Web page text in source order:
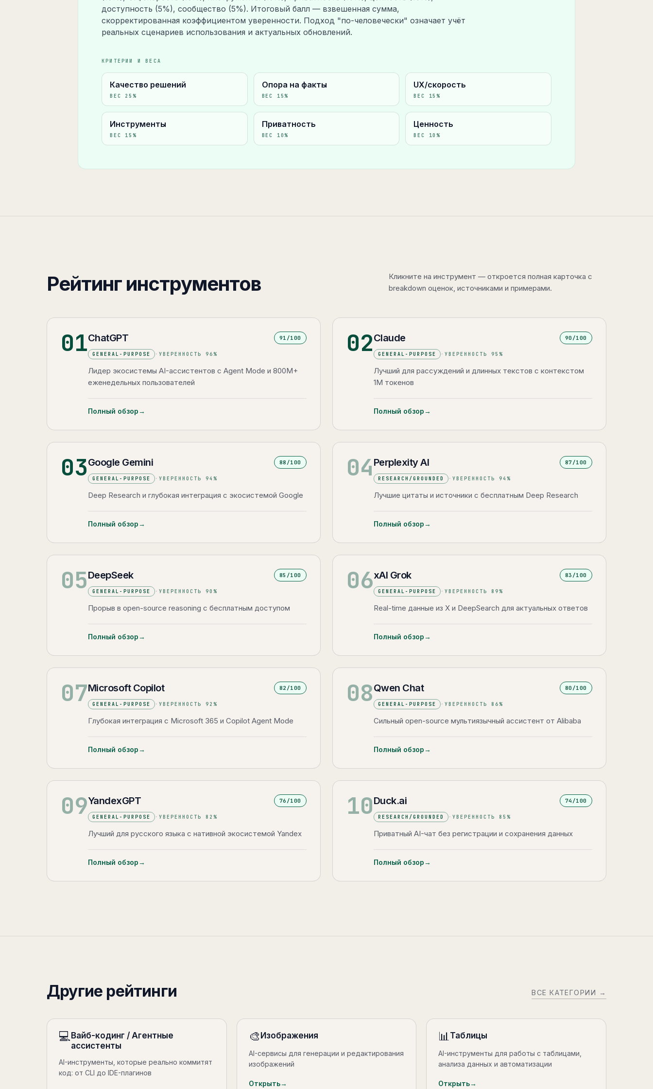
доступность (5%), сообщество (5%). Итоговый балл — взвешенная сумма,
скорректированная коэффициентом уверенности. Подход "по-человечески" означает учёт
реальных сценариев использования и актуальных обновлений.
КРИТЕРИИ И ВЕСА
Качество решений
ВЕС 25 %
Опора на факты
ВЕС 15%
UX/скорость
ВЕС 15%
Инструменты
ВЕС 15 %
Приватность
ВЕС 10%
Ценность
ВЕС 10%
Рейтинг инструментов
Кликните на инструмент — откроется полная карточка с
breakdown оценок, источниками и примерами.
01ChatGPT 91 /100
GENERAL-PURPOSE · УВЕРЕННОСТЬ 96%
Лидер экосистемы AI-ассистентов с Agent Mode и 800M+
еженедельных пользователей
Полный обзор→
02Claude 90 /100
GENERAL-PURPOSE · УВЕРЕННОСТЬ 95 %
Лучший для рассуждений и длинных текстов с контекстом
1M токенов
Полный обзор→
03Google Gemini 88 /100
GENERAL-PURPOSE · УВЕРЕННОСТЬ 94 %
Deep Research и глубокая интеграция с экосистемой Google
Полный обзор→
04 Perplexity AI 87/100
RESEARCH/GROUNDED · УВЕРЕННОСТЬ 94 %
Лучшие цитаты и источники с бесплатным Deep Research
Полный обзор→
05DeepSeek 85 /100
GENERAL-PURPOSE · УВЕРЕННОСТЬ 90 %
Прорыв в open-source reasoning с бесплатным доступом
Полный обзор→
06xAI Grok 83 /100
GENERAL-PURPOSE · УВЕРЕННОСТЬ 89%
Real-time данные из X и DeepSearch для актуальных ответов
Полный обзор→
07Microsoft Copilot 82 /100
GENERAL-PURPOSE · УВЕРЕННОСТЬ 92 %
Глубокая интеграция с Microsoft 365 и Copilot Agent Mode
Полный обзор→
08Qwen Chat 80 /100
GENERAL-PURPOSE · УВЕРЕННОСТЬ 86%
Сильный open-source мультиязычный ассистент от Alibaba
Полный обзор→
09YandexGPT 76 /100
GENERAL-PURPOSE · УВЕРЕННОСТЬ 82 %
Лучший для русского языка с нативной экосистемой Yandex
Полный обзор→
10Duck.ai 74 /100
RESEARCH/GROUNDED · УВЕРЕННОСТЬ 85 %
Приватный AI-чат без регистрации и сохранения данных
Полный обзор→
Другие рейтинги ВСЕ КАТЕГОРИИ →
💻 Вайб-кодинг / Агентные
ассистенты
AI-инструменты, которые реально коммитят
код: от CLI до IDE-плагинов
🎨 Изображения
AI-сервисы для генерации и редактирования
изображений
Открыть→
📊Таблицы
AI-инструменты для работы с таблицами,
анализа данных и автоматизации
Открыть→